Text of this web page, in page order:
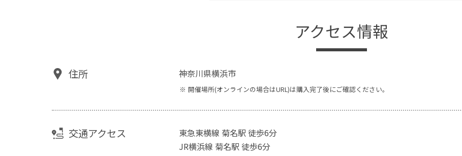
アクセス情報
住所 神奈川県横浜市
開催場所(オンラインの場合はURL)は購入完了後にご確認ください。
交通アクセス
東急東横線 菊名駅 徒歩6分
JR横浜線 菊名駅 徒歩6分